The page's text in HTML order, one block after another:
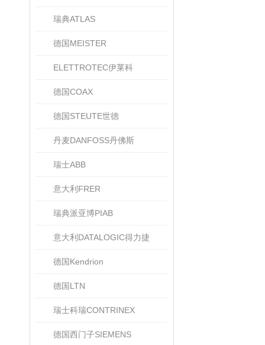
瑞典ATLAS
德国MEISTER
ELETTROTEC伊莱科
德国COAX
德国STEUTE世德
丹麦DANFOSS丹佛斯
瑞士ABB
意大利FRER
瑞典派亚博PIAB
意大利DATALOGIC得力捷
德国Kendrion
德国LTN
瑞士科瑞CONTRINEX
德国西门子SIEMENS